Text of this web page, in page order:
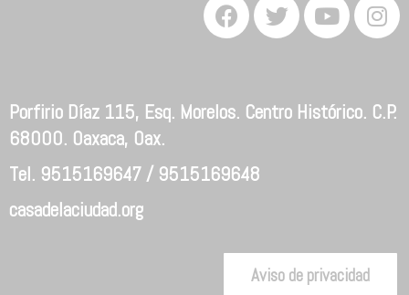
Porfirio Díaz 115, Esq. Morelos. Centro Histórico. C.P.
68000. Oaxaca, Oax.
Tel. 9515169647 / 9515169648
casadelaciudad.org
Aviso de privacidad